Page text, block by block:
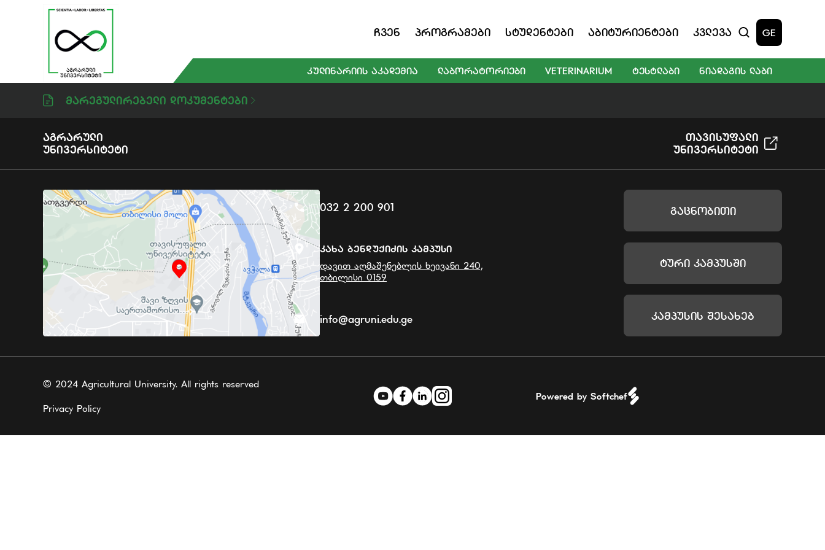
Ჩვენ Პროგრამები Სტუდენტები Აბიტურიენტები Კვლევა GE
ᲙᲣᲚᲘᲜᲐᲠᲘᲘᲡ ᲐᲙᲐᲓᲔᲛᲘᲐ ᲚᲐᲑᲝᲠᲐᲢᲝᲠᲘᲔᲑᲘ VETERINARIUM ᲢᲔᲡᲢᲚᲐᲑᲘ ᲜᲘᲐᲓᲐᲒᲘᲡ ᲚᲐᲑᲘ
Მარეგულირებელი Დოკუმენტები
Აგრარული
Უნივერსიტეტი
Თავისუფალი
Უნივერსიტეტი
032 2 200 901
Კახა Ბენდუქიძის Კამპუსი
დავით აღმაშენებლის ხეივანი 240,
თბილისი 0159
info@agruni.edu.ge
Გაცნობითი
Ტური Კამპუსში
Კამპუსის Შესახებ
© 2024 Agricultural University. All rights reserved
Privacy Policy
Powered by Softchef